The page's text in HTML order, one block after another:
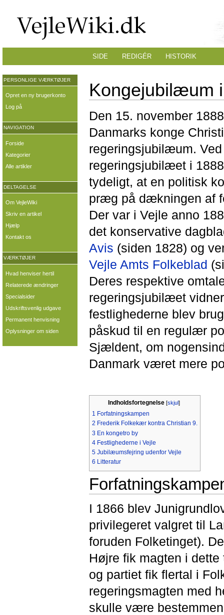
Kongejubilæum
Den 15. november
Danmarks konge
regeringsjubilæum. Ved
regeringsjubilæet i
tydeligt, at en politisk
præg på dækningen af
Der var i Vejle anno
det konservative
Avis (siden 1828) og
Vejle Amts Folkeblad
Deres respektive
regeringsjubilæet
festlighederne blev
påskud til en regulær
Sjældent, om
Danmark været mere
Indholdsfortegnelse [skjul]
1 Forfatningskampen
2 Frederik Folkekær kontra Christian 9.
3 En kongetro by
4 Festlighederne i Vejle
5 Jubilæumsfejring udenfor Vejle
6 Litteratur
I 1866 blev
privilegeret valgret til
foruden Folketinget).
Højre fik magten i
og partiet fik flertal i
regeringsmagten med
skulle være
SIDE REDIGÉR HISTORIK
PERSONLIGE VÆRKTØJER
Opret en ny brugerkonto
Log på
NAVIGATION
Forside
Kategorier
Alle artikler
DELTAGELSE
Om VejleWiki
Skriv en artikel
Hjælp
Kontakt os
VÆRKTØJER
Hvad henviser hertil
Relaterede ændringer
Specialsider
Udskriftsvenlig udgave
Permanent henvisning
Oplysninger om siden